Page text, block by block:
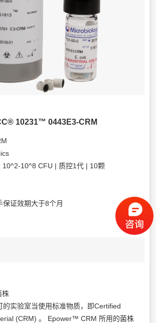
10231™ 0443E3-CRM
10^2-10^8 CFU | 质控1代 | 10颗
保证效期大于8个月
株
的实验室当使用标准物质，即Certified
(CRM) 。 Epower™ CRM 所用的菌株